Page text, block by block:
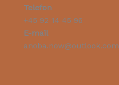
Telefon
+45 92 14 45 96
E-mail
anoba.now@outlook.com